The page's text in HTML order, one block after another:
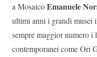
a MosaicoEmanuele
ultimi anni i grandi musei
sempre maggior numero
contemporanei come Ori